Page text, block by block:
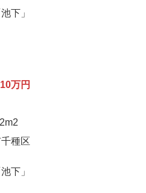
下」
万円
2
種区
下」